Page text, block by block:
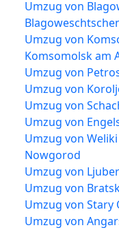
Umzug von
Umzug von
Komsomolsk am
Umzug von
Umzug von
Umzug von
Umzug von
Umzug von
Nowgorod
Umzug von
Umzug von
Umzug von Stary
Umzug von